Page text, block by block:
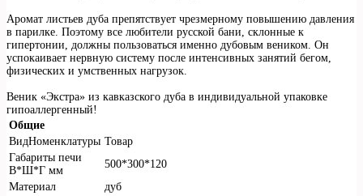
Аромат листьев дуба препятствует чрезмерному повышению давления
в парилке. Поэтому все любители русской бани, склонные к
гипертонии, должны пользоваться именно дубовым веником. Он
успокаивает нервную систему после интенсивных занятий бегом,
физических и умственных нагрузок.
Веник «Экстра» из кавказского дуба в индивидуальной упаковке
гипоаллергенный!
Общие
ВидНоменклатуры Товар
Габариты печи
В*Ш*Г мм
500*300*120
Материал
дуб